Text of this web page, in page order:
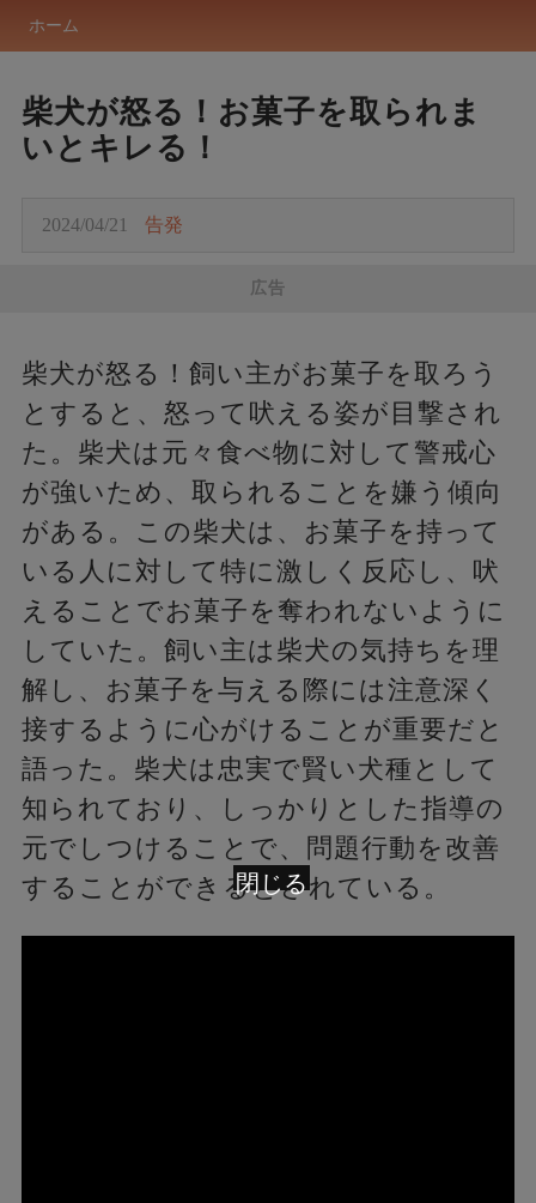
ホーム
柴犬が怒る！お菓子を取られま
いとキレる！
2024/04/21 告発
広告
柴犬が怒る！飼い主がお菓子を取ろう
とすると、怒って吠える姿が目撃され
た。柴犬は元々食べ物に対して警戒心
が強いため、取られることを嫌う傾向
がある。この柴犬は、お菓子を持って
いる人に対して特に激しく反応し、吠
えることでお菓子を奪われないように
していた。飼い主は柴犬の気持ちを理
解し、お菓子を与える際には注意深く
接するように心がけることが重要だと
語った。柴犬は忠実で賢い犬種として
知られており、しっかりとした指導の
元でしつけることで、問題行動を改善
することができるとされている。
閉じる